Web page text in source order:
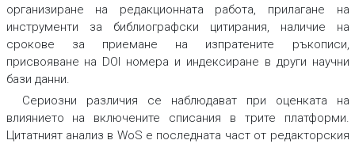
организиране на редакционната работа, прилагане на
инструменти за библиографски цитирания, наличие на
срокове за приемане на изпратените ръкописи,
присвояване на DOI номера и индексиране в други научни
бази данни.
Сериозни различия се наблюдават при оценката на
влиянието на включените списания в трите платформи.
Цитатният анализ в WoS е последната част от редакторския